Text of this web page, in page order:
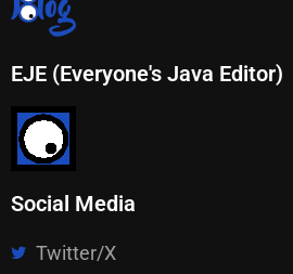
EJE (Everyone's Java Editor)
Social Media
Twitter/X